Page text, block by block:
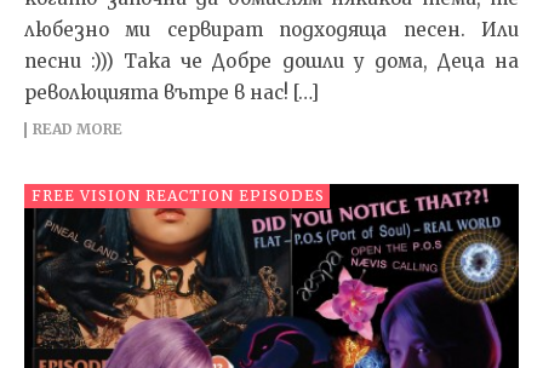
любезно ми сервират подходяща песен. Или
песни :))) Така че Добре дошли у дома, Деца на
революцията вътре в нас! […]
READ MORE
FREE VISION REACTION EPISODES